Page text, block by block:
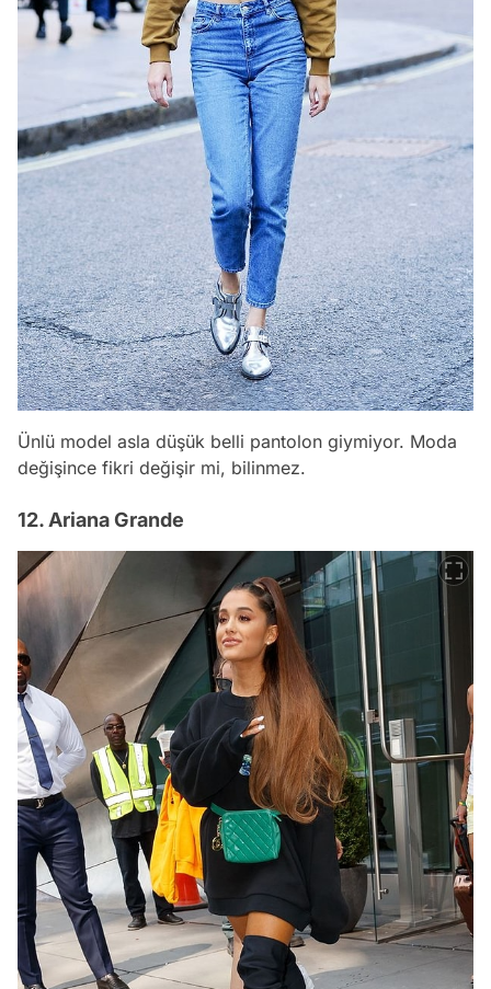
Ünlü model asla düşük belli pantolon giymiyor. Moda
değişince fikri değişir mi, bilinmez.
12. Ariana Grande